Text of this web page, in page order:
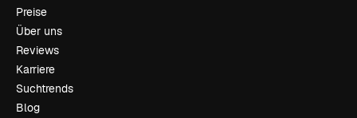
Preise
Über uns
Reviews
Karriere
Suchtrends
Blog